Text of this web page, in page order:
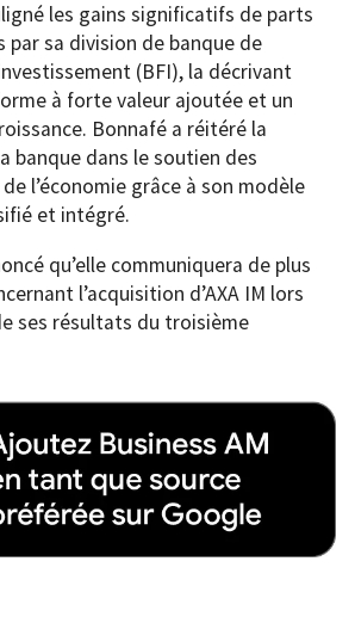
les gains significatifs de parts
par sa division de banque de
(BFI), la décrivant
à forte valeur ajoutée et un
Bonnafé a réitéré la
banque dans le soutien des
l’économie grâce à son modèle
et intégré.
qu’elle communiquera de plus
l’acquisition d’AXA IM lors
ses résultats du troisième